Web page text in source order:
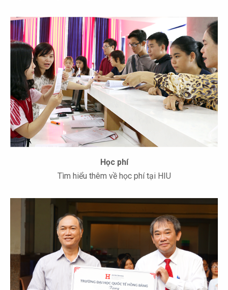
Học phí
Tìm hiểu thêm về học phí tại HIU